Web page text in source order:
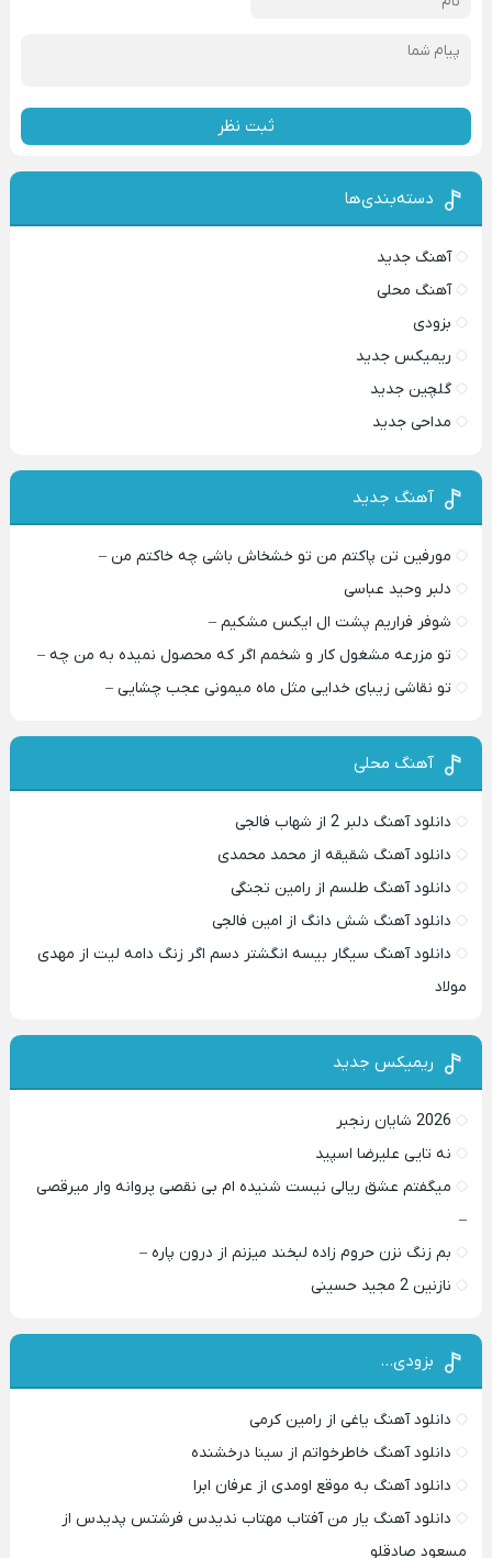
ثبت نظر
دسته‌بندی‌ها
آهنگ جدید
آهنگ محلی
بزودی
ریمیکس جدید
گلچین جدید
مداحی جدید
آهنگ جدید
مورفین تن پاکتم من تو خشخاش باشی چه خاکتم من –
دلبر وحید عباسی
شوفر فراریم پشت ال ایکس مشکیم –
تو مزرعه مشغول کار و شخمم اگر که محصول نمیده به من چه –
تو نقاشی زیبای خدایی مثل ماه میمونی عجب چشایی –
آهنگ محلی
دانلود آهنگ دلبر 2 از شهاب فالجی
دانلود آهنگ شقیقه از محمد محمدی
دانلود آهنگ طلسم از رامین تجنگی
دانلود آهنگ شش دانگ از امین فالجی
دانلود آهنگ سیگار بیسه انگشتر دسم اگر زنگ دامه لیت از مهدی
مولاد
ریمیکس جدید
2026 شایان رنجبر
نه تایی علیرضا اسپید
میگفتم عشق ریالی نیست شنیده ام بی نقصی پروانه وار میرقصی
–
بم زنگ نزن حروم زاده لبخند میزنم از درون پاره –
نازنین 2 مجید حسینی
بزودی…
دانلود آهنگ یاغی از رامین کرمی
دانلود آهنگ خاطرخواتم از سینا درخشنده
دانلود آهنگ به موقع اومدی از عرفان ابرا
دانلود آهنگ یار من آفتاب مهتاب ندیدس فرشتس پدیدس از
مسعود صادقلو